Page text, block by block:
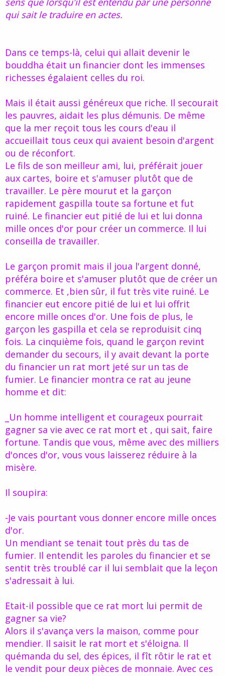
d
e
i
c
u
o
t
qui sait le traduire en actes.
Dans ce temps-là, celui qui allait devenir le
bouddha était un financier dont les immenses
richesses égalaient celles du roi.
Mais il était aussi généreux que riche. Il secourait
les pauvres, aidait les plus démunis. De même
que la mer reçoit tous les cours d'eau il
accueillait tous ceux qui avaient besoin d'argent
ou de réconfort.
Le fils de son meilleur ami, lui, préférait jouer
aux cartes, boire et s'amuser plutôt que de
travailler. Le père mourut et la garçon
rapidement gaspilla toute sa fortune et fut
ruiné. Le financier eut pitié de lui et lui donna
mille onces d'or pour créer un commerce. Il lui
conseilla de travailler.
Le garçon promit mais il joua l'argent donné,
préféra boire et s'amuser plutôt que de créer un
commerce. Et ,bien sûr, il fut très vite ruiné. Le
financier eut encore pitié de lui et lui offrit
encore mille onces d'or. Une fois de plus, le
garçon les gaspilla et cela se reproduisit cinq
fois. La cinquième fois, quand le garçon revint
demander du secours, il y avait devant la porte
du financier un rat mort jeté sur un tas de
fumier. Le financier montra ce rat au jeune
homme et dit:
_Un homme intelligent et courageux pourrait
gagner sa vie avec ce rat mort et , qui sait, faire
fortune. Tandis que vous, même avec des milliers
d'onces d'or, vous vous laisserez réduire à la
misère.
Il soupira:
-Je vais pourtant vous donner encore mille onces
d'or.
Un mendiant se tenait tout près du tas de
fumier. Il entendit les paroles du financier et se
sentit très troublé car il lui semblait que la leçon
s'adressait à lui.
Etait-il possible que ce rat mort lui permit de
gagner sa vie?
Alors il s'avança vers la maison, comme pour
mendier. Il saisit le rat mort et s'éloigna. Il
quémanda du sel, des épices, il fît rôtir le rat et
le vendit pour deux pièces de monnaie. Avec ces